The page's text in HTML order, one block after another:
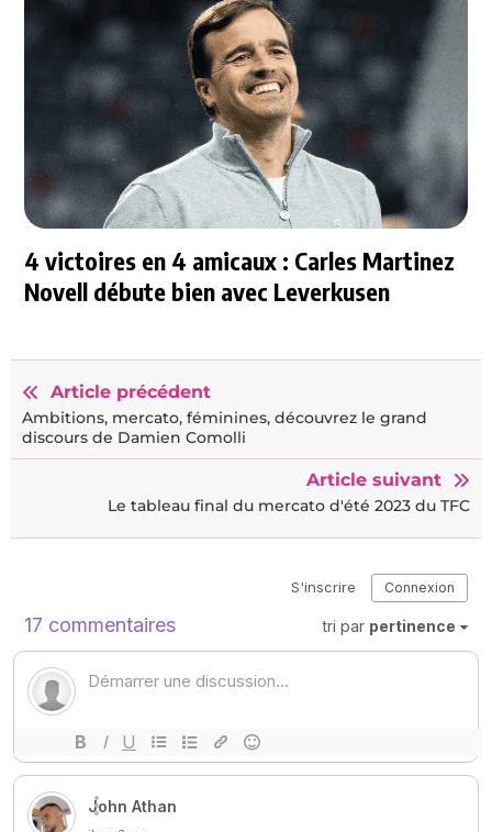
4 victoires en 4 amicaux : Carles Martinez
Novell débute bien avec Leverkusen
Article précédent
Ambitions, mercato, féminines, découvrez le grand
discours de Damien Comolli
Article suivant
Le tableau final du mercato d'été 2023 du TFC